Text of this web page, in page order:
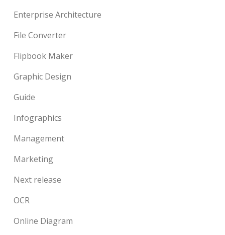
Enterprise Architecture
File Converter
Flipbook Maker
Graphic Design
Guide
Infographics
Management
Marketing
Next release
OCR
Online Diagram